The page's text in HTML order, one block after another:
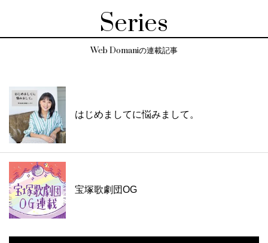
Series
Web Domaniの連載記事
はじめましてに悩みまして。
宝塚歌劇団OG